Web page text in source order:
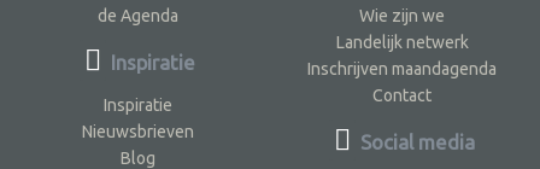
de Agenda
Inspiratie
Inspiratie
Nieuwsbrieven
Blog
Wie zijn we
Landelijk netwerk
Inschrijven maandagenda
Contact
Social media